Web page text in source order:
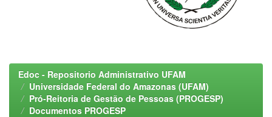
Edoc - Repositorio Administrativo UFAM
Universidade Federal do Amazonas (UFAM)
Pró-Reitoria de Gestão de Pessoas (PROGESP)
Documentos PROGESP